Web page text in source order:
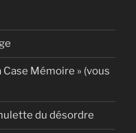
Mémoire » (vous
du désordre